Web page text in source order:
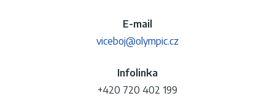
E-mail
viceboj@olympic.cz
Infolinka
+420 720 402 199